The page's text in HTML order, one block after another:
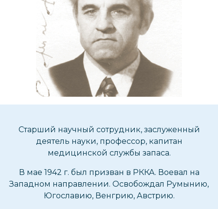
Старший научный сотрудник, заслуженный
деятель науки, профессор, капитан
медицинской службы запаса.
В мае 1942 г. был призван в РККА. Воевал на
Западном направлении. Освобождал Румынию,
Югославию, Венгрию, Австрию.